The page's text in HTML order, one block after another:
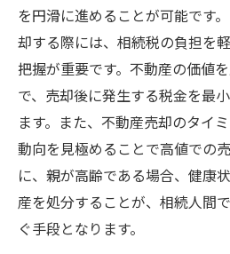
を円滑に進めることが可能です
却する際には、相続税の負担を
把握が重要です。不動産の価値
で、売却後に発生する税金を最
ます。また、不動産売却のタイ
動向を見極めることで高値での
に、親が高齢である場合、健康
産を処分することが、相続人間
ぐ手段となります。